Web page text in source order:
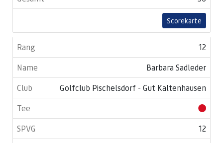
Scorekarte
12
Barbara Sadleder
Golfclub Pischelsdorf - Gut Kaltenhausen
12